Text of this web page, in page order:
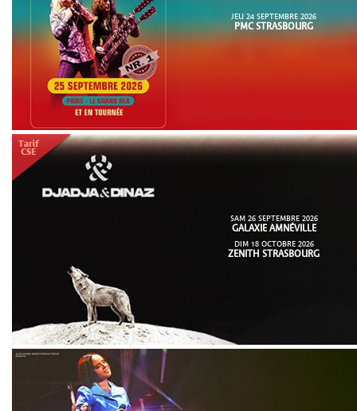
JEU 24 SEPTEMBRE 2026
PMC STRASBOURG
SAM 26 SEPTEMBRE 2026
GALAXIE AMNÉVILLE
DIM 18 OCTOBRE 2026
ZENITH STRASBOURG